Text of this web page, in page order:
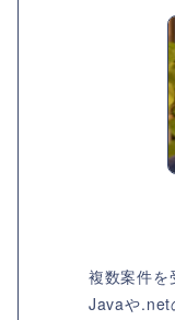
複数案件を
Javaや.net